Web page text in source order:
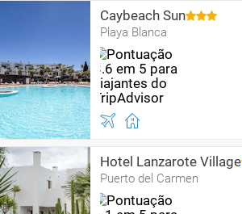
Caybeach Sun
Playa Blanca
Hotel Lanzarote Village
Puerto del Carmen